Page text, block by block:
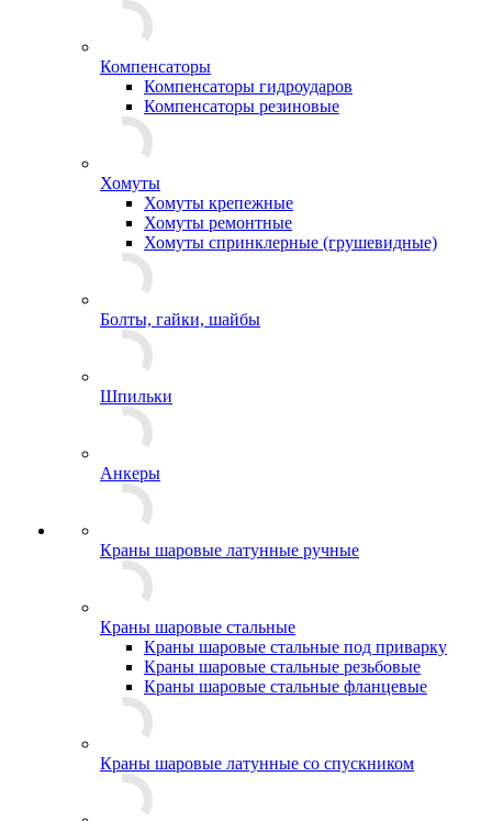
Компенсаторы
Компенсаторы гидроударов
Компенсаторы резиновые
Хомуты
Хомуты крепежные
Хомуты ремонтные
Хомуты спринклерные (грушевидные)
Болты, гайки, шайбы
Шпильки
Анкеры
Краны шаровые латунные ручные
Краны шаровые стальные
Краны шаровые стальные под приварку
Краны шаровые стальные резьбовые
Краны шаровые стальные фланцевые
Краны шаровые латунные со спускником